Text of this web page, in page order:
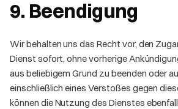
9. Beendigung
Wir behalten uns das Recht vor, den
Dienst sofort, ohne vorherige
aus beliebigem Grund zu beenden oder
einschließlich eines Verstoßes gegen
können die Nutzung des Dienstes